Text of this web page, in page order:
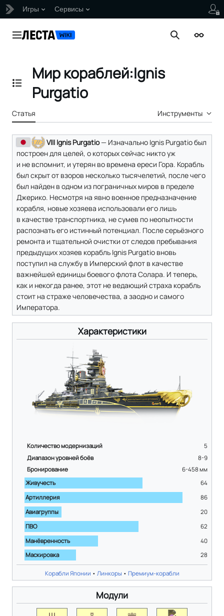
Игры Сервисы
Главное меню Поиск
Отобразить/Скрыть содержание
Мир кораблей:Ignis
Purgatio
Статья Инструменты
VIII Ignis Purgatio— Изначально Ignis Purgatio был
построен для целей, о которых сейчас никто уж
и не вспомнит, и утерян во времена ереси Гора. Корабль
был скрыт от взоров несколько тысячелетий, после чего
был найден в одном из пограничных миров в пределе
Джерико. Несмотря на явно военное предназначение
корабля, новые хозяева использовали его лишь
в качестве транспортника, не сумев по неопытности
распознать его истинный потенциал. После серьёзного
ремонта и тщательной очистки от следов пребывания
предыдущих хозяев корабль Ignis Purgatio вновь
поступил на службу в Имперский флот в качестве
важнейшей единицы боевого флота Солара. И теперь,
как и некогда ранее, этот не ведающий страха корабль
стоит на страже человечества, а заодно и самого
Императора.
Характеристики
Количество модернизаций
5
Диапазон уровней боёв
8-9
Бронирование
6-458 мм
Живучесть
64
Артиллерия
86
Авиагруппы
20
ПВО
62
Манёвренность
40
Маскировка
28
Корабли Японии • Линкоры • Премиум-корабли
Модули